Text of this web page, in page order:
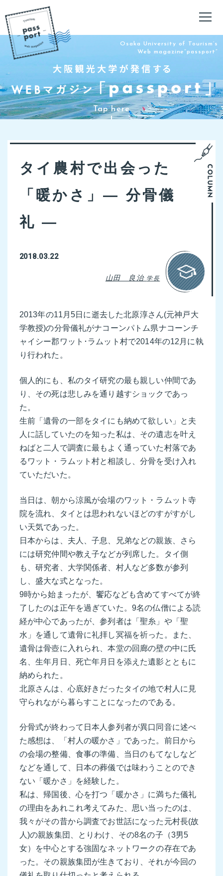
Osaka University of Tourism’s
Web magazine”passport”
タイ農村で出会った
「暖かさ」― 分骨儀
礼 ―
2018.03.22
山田 良治 学長
2013年の11月5日に逝去した北原淳さん(元神戸大
学教授)の分骨儀礼がナコーンパトム県ナコーンチ
ャイシー郡ワット･ラムット村で2014年の12月に執
り行われた。
個人的にも、私のタイ研究の最も親しい仲間であ
り、その死は悲しみを通り越すショックであっ
た。
生前「遺骨の一部をタイにも納めて欲しい」と夫
人に話していたのを知った私は、その遺志を叶え
ねばと二人で調査に最もよく通っていた村落であ
るワット・ラムット村と相談し、分骨を受け入れ
ていただいた。
当日は、朝から涼風が会場のワット・ラムット寺
院を流れ、タイとは思われないほどのすがすがし
い天気であった。
日本からは、夫人、子息、兄弟などの親族、さら
には研究仲間や教え子などが列席した。タイ側
も、研究者、大学関係者、村人など多数が参列
し、盛大な式となった。
9時から始まったが、饗応なども含めてすべてが終
了したのは正午を過ぎていた。9名の仏僧による読
経が中心であったが、参列者は「聖糸」や「聖
水」を通して遺骨に礼拝し冥福を祈った。また、
遺骨は骨壺に入れられ、本堂の回廊の壁の中に氏
名、生年月日、死亡年月日を添えた遺影とともに
納められた。
北原さんは、心底好きだったタイの地で村人に見
守られながら暮らすことになったのである。
分骨式が終わって日本人参列者が異口同音に述べ
た感想は、「村人の暖かさ」であった。前日から
の会場の整備、食事の準備、当日のもてなしなど
などを通して、日本の葬儀では味わうことのでき
ない「暖かさ」を経験した。
私は、帰国後、心を打つ「暖かさ」に満ちた儀礼
の理由をあれこれ考えてみた、思い当ったのは、
我々がその昔から調査でお世話になった元村長(故
人)の親族集団、とりわけ、その8名の子（3男5
女）を中心とする強固なネットワークの存在であ
った。その親族集団が生きており、それが今回の